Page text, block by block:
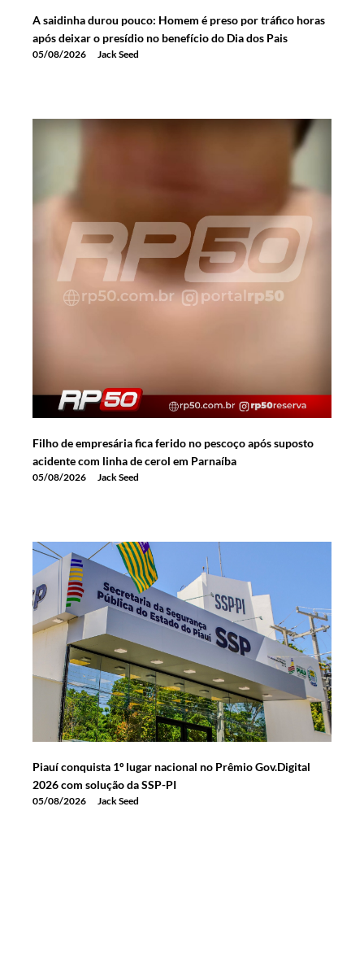
A saidinha durou pouco: Homem é preso por tráfico horas
após deixar o presídio no benefício do Dia dos Pais
05/08/2026 Jack Seed
Filho de empresária fica ferido no pescoço após suposto
acidente com linha de cerol em Parnaíba
05/08/2026 Jack Seed
Piauí conquista 1º lugar nacional no Prêmio Gov.Digital
2026 com solução da SSP-PI
05/08/2026 Jack Seed